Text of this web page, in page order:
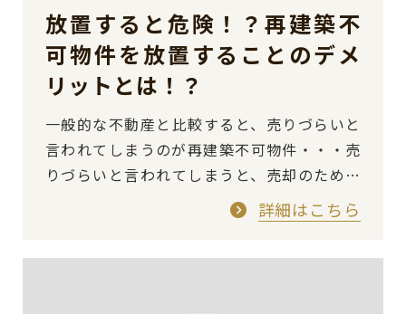
放置すると危険！？再建築不
可物件を放置することのデメ
リットとは！？
一般的な不動産と比較すると、売りづらいと
言われてしまうのが再建築不可物件・・・売
りづらいと言われてしまうと、売却のために
色々と動くのも消極的になってしまうのが人
情ではないかと思います。 しかし…
詳細はこちら